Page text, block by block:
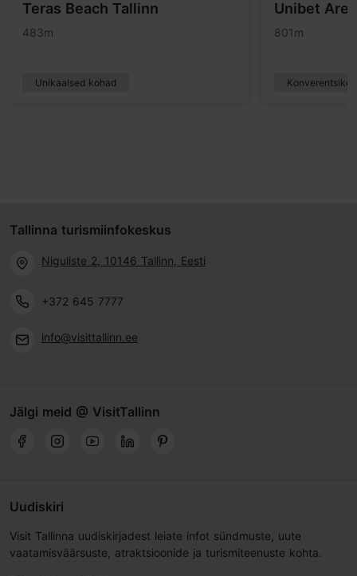
Teras Beach Tallinn
483m
Unikaalsed kohad
Unibet
801m
Tallinna turismiinfokeskus
Niguliste 2, 10146 Tallinn, Eesti
+372 645 7777
info@visittallinn.ee
Jälgi meid @ VisitTallinn
Uudiskiri
Visit Tallinna uudiskirjadest leiate infot sündmuste, uute
vaatamisväärsuste, atraktsioonide ja turismiteenuste kohta.